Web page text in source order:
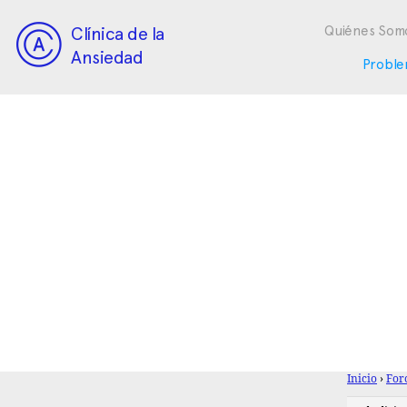
Clínica de la
Ansiedad
Quiénes
Inicio ›